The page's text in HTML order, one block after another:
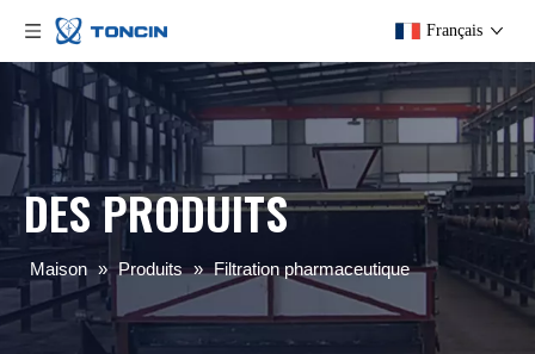
Français
DES PRODUITS
Maison » Produits » Filtration pharmaceutique